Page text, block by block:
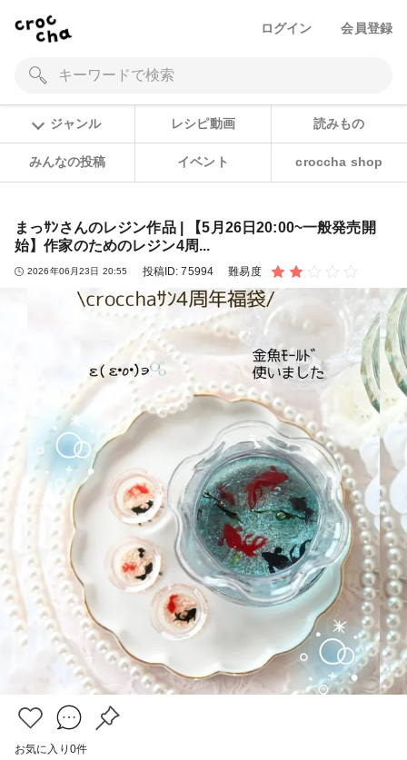
ログイン 会員登録
ジャンル レシピ動画 読みもの
みんなの投稿 イベント croccha shop
まっｻﾝさんのレジン作品 | 【5月26日20:00~一般発売開
始】作家のためのレジン4周...
2026年06月23日 20:55 投稿ID:75994 難易度
お気に入り 0件